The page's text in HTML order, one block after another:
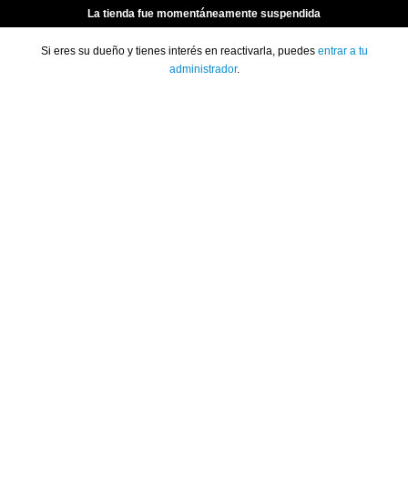
La tienda fue momentáneamente suspendida
Si eres su dueño y tienes interés en reactivarla, puedes entrar a tu
administrador.